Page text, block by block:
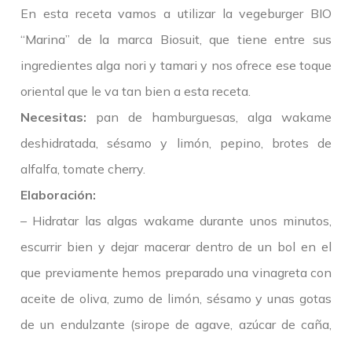
En esta receta vamos a utilizar la vegeburger BIO
“Marina” de la marca Biosuit, que tiene entre sus
ingredientes alga nori y tamari y nos ofrece ese toque
oriental que le va tan bien a esta receta.
Necesitas: pan de hamburguesas, alga wakame
deshidratada, sésamo y limón, pepino, brotes de
alfalfa, tomate cherry.
Elaboración:
– Hidratar las algas wakame durante unos minutos,
escurrir bien y dejar macerar dentro de un bol en el
que previamente hemos preparado una vinagreta con
aceite de oliva, zumo de limón, sésamo y unas gotas
de un endulzante (sirope de agave, azúcar de caña,